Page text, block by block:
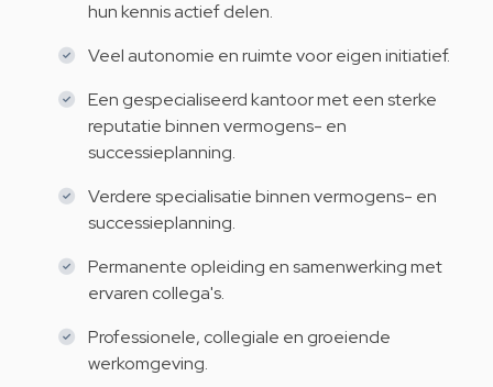
hun kennis actief delen.
Veel autonomie en ruimte voor eigen initiatief.
Een gespecialiseerd kantoor met een sterke
reputatie binnen vermogens- en
successieplanning.
Verdere specialisatie binnen vermogens- en
successieplanning.
Permanente opleiding en samenwerking met
ervaren collega's.
Professionele, collegiale en groeiende
werkomgeving.